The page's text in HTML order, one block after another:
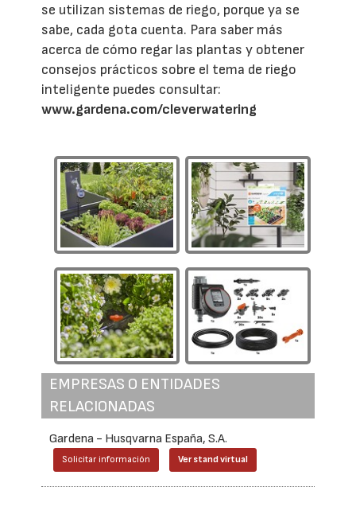
se utilizan sistemas de riego, porque ya se
sabe, cada gota cuenta. Para saber más
acerca de cómo regar las plantas y obtener
consejos prácticos sobre el tema de riego
inteligente puedes consultar:
www.gardena.com/cleverwatering
EMPRESAS O ENTIDADES
RELACIONADAS
Gardena - Husqvarna España, S.A.
Solicitar información Ver stand virtual